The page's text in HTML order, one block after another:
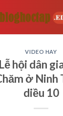
VIDEO HAY
hội dân
ở Ninh
diều 10